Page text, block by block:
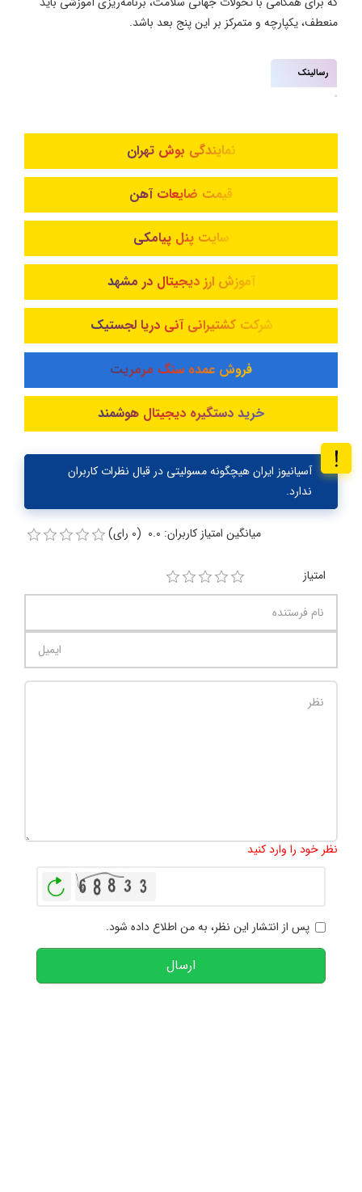
منعطف، یکپارچه و متمرکز بر این پنج بعد باشد.
رسالینک
نمایندگی بوش تهران
قیمت ضایعات آهن
سایت پنل پیامکی
آموزش ارز دیجیتال در مشهد
شرکت کشتیرانی آنی دریا لجستیک
فروش عمده سنگ مرمریت
خرید دستگیره دیجیتال هوشمند
آسیانیوز ایران هیچگونه مسولیتی در قبال نظرات کاربران
ندارد.
میانگین امتیاز کاربران: 0.0 (0 رای)
امتیاز
نظر خود را وارد کنید
پس از انتشار این نظر، به من اطلاع داده شود.
ارسال